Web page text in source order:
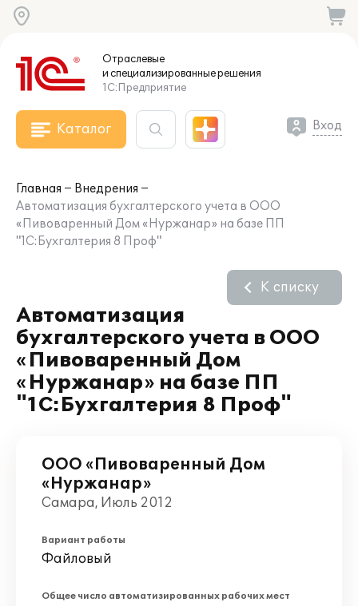
Отраслевые
и специализированныерешения
1С:Предприятие
Каталог Вход
Главная
Внедрения
Автоматизация бухгалтерского учета в ООО
«Пивоваренный Дом «Нуржанар» на базе ПП
"1С:Бухгалтерия 8 Проф"
Автоматизация
бухгалтерского учета в ООО
«Пивоваренный Дом
«Нуржанар» на базе ПП
"1С:Бухгалтерия 8 Проф"
К списку
ООО «Пивоваренный Дом
«Нуржанар»
Самара, Июль 2012
Вариант работы
Файловый
Общее число автоматизированных рабочих мест